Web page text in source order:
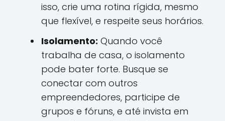
isso, crie uma rotina rígida, mesmo
que flexível, e respeite seus horários.
Isolamento: Quando você
trabalha de casa, o isolamento
pode bater forte. Busque se
conectar com outros
empreendedores, participe de
grupos e fóruns, e até invista em